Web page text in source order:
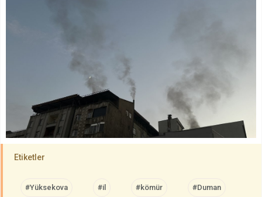
Etiketler
#Yüksekova #il #kömür #Duman